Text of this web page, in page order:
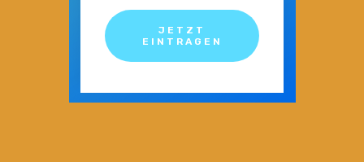
JETZT
EINTRAGEN